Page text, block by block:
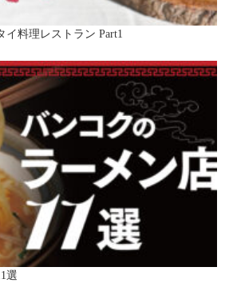
イ料理レストラン Part1
選